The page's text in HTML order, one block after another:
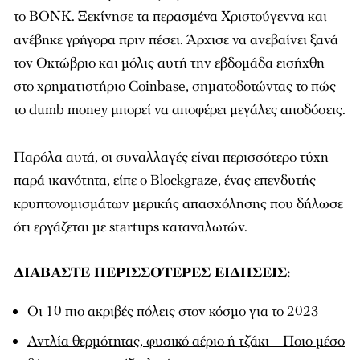
το BONK. Ξεκίνησε τα περασμένα Χριστούγεννα και
ανέβηκε γρήγορα πριν πέσει. Άρχισε να ανεβαίνει ξανά
τον Οκτώβριο και μόλις αυτή την εβδομάδα εισήχθη
στο χρηματιστήριο Coinbase, σηματοδοτώντας το πώς
το dumb money μπορεί να αποφέρει μεγάλες αποδόσεις.
Παρόλα αυτά, οι συναλλαγές είναι περισσότερο τύχη
παρά ικανότητα, είπε ο Blockgraze, ένας επενδυτής
κρυπτονομισμάτων μερικής απασχόλησης που δήλωσε
ότι εργάζεται με startups καταναλωτών.
ΔΙΑΒΑΣΤΕ ΠΕΡΙΣΣΟΤΕΡΕΣ ΕΙΔΗΣΕΙΣ:
Οι 10 πιο ακριβές πόλεις στον κόσμο για το 2023
Αντλία θερμότητας, φυσικό αέριο ή τζάκι – Ποιο μέσο